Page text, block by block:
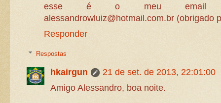
esse é o meu email
alessandrowluiz@hotmail.com.br (obrigado
Responder
Respostas
hkairgun
21 de set. de 2013, 22:01:00
Amigo Alessandro, boa noite.